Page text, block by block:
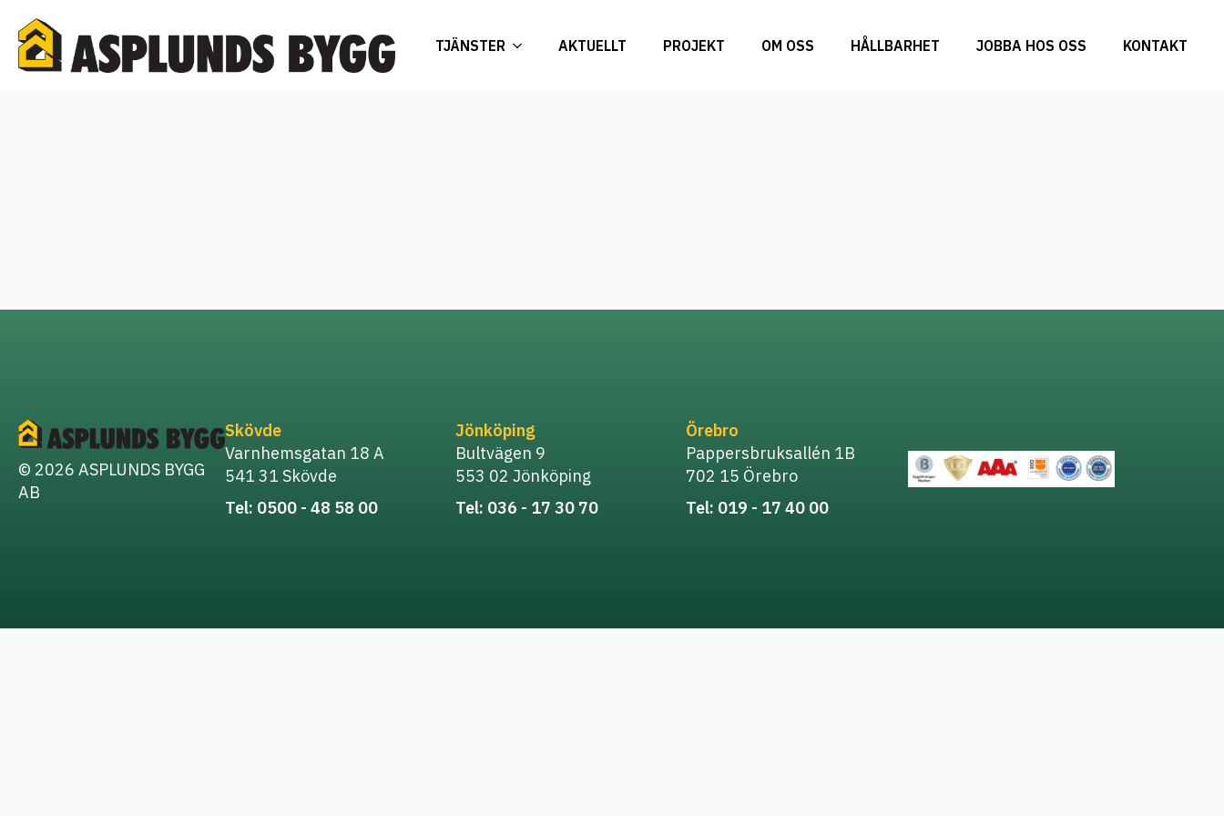
TJÄNSTER AKTUELLT PROJEKT OM OSS HÅLLBARHET JOBBA HOS OSS KONTAKT
© 2026 ASPLUNDS BYGG
AB
Skövde
Varnhemsgatan 18 A
541 31 Skövde
Tel: 0500 - 48 58 00
Jönköping
Bultvägen 9
553 02 Jönköping
Tel: 036 - 17 30 70
Örebro
Pappersbruksallén 1B
702 15 Örebro
Tel: 019 - 17 40 00